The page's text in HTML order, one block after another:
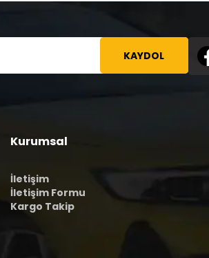
KAYDOL
Kurumsal
İletişim
İletişim Formu
Kargo Takip